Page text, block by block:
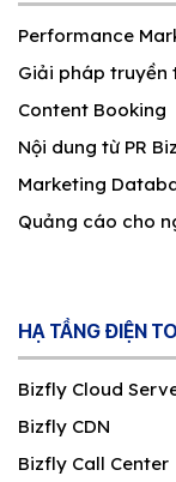
Performance
Giải pháp truyền
Content Booking
Nội dung từ PR
Marketing
Quảng cáo cho
HẠ TẦNG ĐIỆN
Bizfly Cloud
Bizfly CDN
Bizfly Call Center